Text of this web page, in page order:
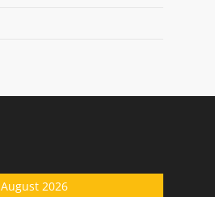
August 2026